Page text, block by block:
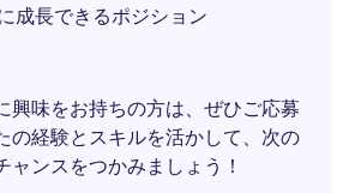
成長できるポジション
興味をお持ちの方は、ぜひご応募
の経験とスキルを活かして、次の
ャンスをつかみましょう！